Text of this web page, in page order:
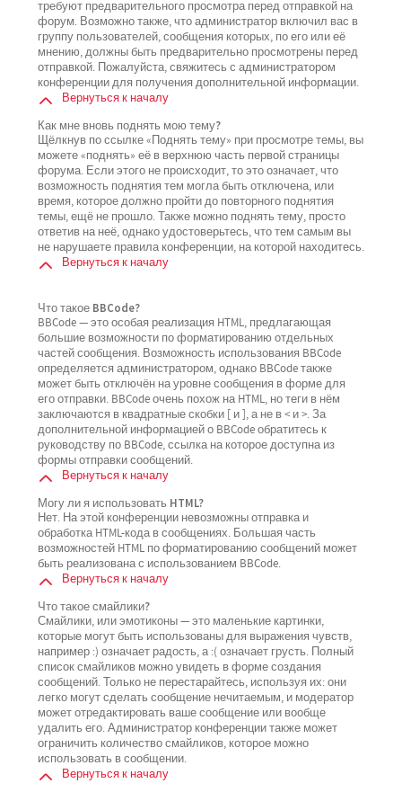
требуют предварительного просмотра перед отправкой на
форум. Возможно также, что администратор включил вас в
группу пользователей, сообщения которых, по его или её
мнению, должны быть предварительно просмотрены перед
отправкой. Пожалуйста, свяжитесь с администратором
конференции для получения дополнительной информации.
Вернуться к началу
Как мне вновь поднять мою тему?
Щёлкнув по ссылке «Поднять тему» при просмотре темы, вы
можете «поднять» её в верхнюю часть первой страницы
форума. Если этого не происходит, то это означает, что
возможность поднятия тем могла быть отключена, или
время, которое должно пройти до повторного поднятия
темы, ещё не прошло. Также можно поднять тему, просто
ответив на неё, однако удостоверьтесь, что тем самым вы
не нарушаете правила конференции, на которой находитесь.
Вернуться к началу
Что такое BBCode?
BBCode — это особая реализация HTML, предлагающая
большие возможности по форматированию отдельных
частей сообщения. Возможность использования BBCode
определяется администратором, однако BBCode также
может быть отключён на уровне сообщения в форме для
его отправки. BBCode очень похож на HTML, но теги в нём
заключаются в квадратные скобки [ и ], а не в < и >. За
дополнительной информацией о BBCode обратитесь к
руководству по BBCode, ссылка на которое доступна из
формы отправки сообщений.
Вернуться к началу
Могу ли я использовать HTML?
Нет. На этой конференции невозможны отправка и
обработка HTML-кода в сообщениях. Большая часть
возможностей HTML по форматированию сообщений может
быть реализована с использованием BBCode.
Вернуться к началу
Что такое смайлики?
Смайлики, или эмотиконы — это маленькие картинки,
которые могут быть использованы для выражения чувств,
например :) означает радость, а :( означает грусть. Полный
список смайликов можно увидеть в форме создания
сообщений. Только не перестарайтесь, используя их: они
легко могут сделать сообщение нечитаемым, и модератор
может отредактировать ваше сообщение или вообще
удалить его. Администратор конференции также может
ограничить количество смайликов, которое можно
использовать в сообщении.
Вернуться к началу